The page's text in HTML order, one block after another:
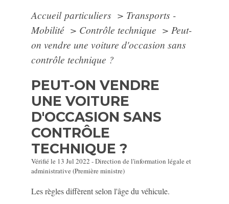
Accueil particuliers > Transports -
Mobilité > Contrôle technique > Peut-
on vendre une voiture d'occasion sans
contrôle technique ?
PEUT-ON VENDRE
UNE VOITURE
D'OCCASION SANS
CONTRÔLE
TECHNIQUE ?
Vérifié le 13 Jul 2022 - Direction de l'information légale et
administrative (Première ministre)
Les règles diffèrent selon l'âge du véhicule.